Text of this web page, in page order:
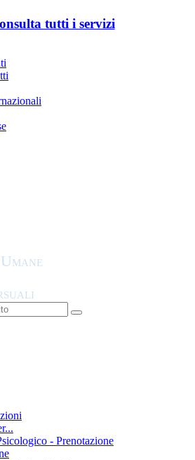
tutti i servizi
- Prenotazione